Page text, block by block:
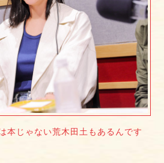
本じゃない荒木田土もあるんです